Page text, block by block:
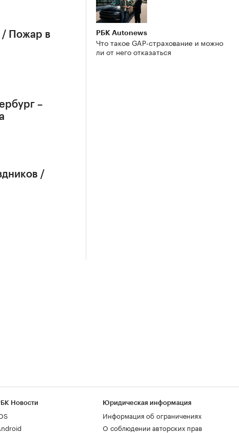
/ Пожар в
–
/
РБК Autonews
Что такое GAP-страхование и можно
ли от него отказаться
Новости Юридическая информация
Информация об ограничениях
О соблюдении авторских прав